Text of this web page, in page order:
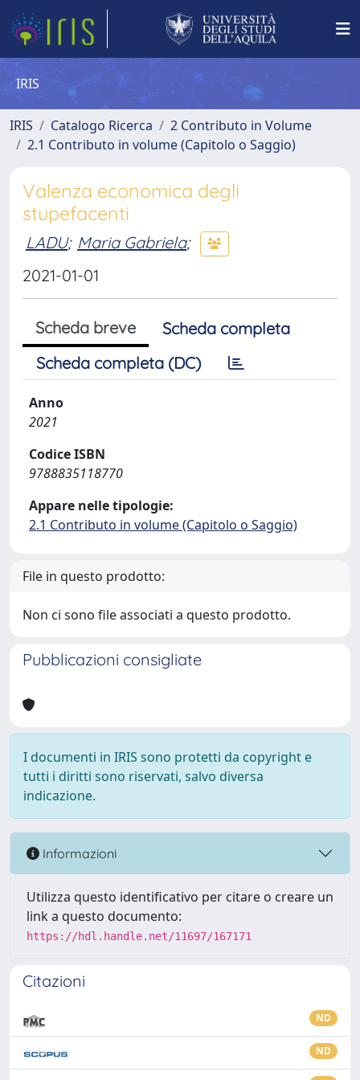
IRIS
IRIS Catalogo Ricerca
2 Contributo in Volume
2.1 Contributo in volume (Capitolo o Saggio)
Valenza economica degli
stupefacenti
LADU; Maria Gabriela;
2021-01-01
Scheda breve
Scheda completa
Scheda completa (DC)
Anno
2021
Codice ISBN
9788835118770
Appare nelle tipologie:
2.1 Contributo in volume (Capitolo o Saggio)
File in questo prodotto:
Non ci sono file associati a questo prodotto.
Pubblicazioni consigliate
I documenti in IRIS sono protetti da copyright e
tutti i diritti sono riservati, salvo diversa
indicazione.
Informazioni
Utilizza questo identificativo per citare o creare un
link a questo documento:
https://hdl.handle.net/11697/167171
Citazioni
ND
ND